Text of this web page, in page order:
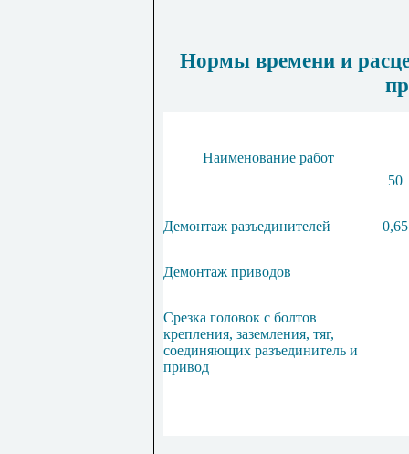
Нормы времени и
Наименование работ
50
Демонтаж разъединителей 0,65
Демонтаж приводов
Срезка головок с болтов
крепления, заземления, тяг,
соединяющих разъединитель и
привод